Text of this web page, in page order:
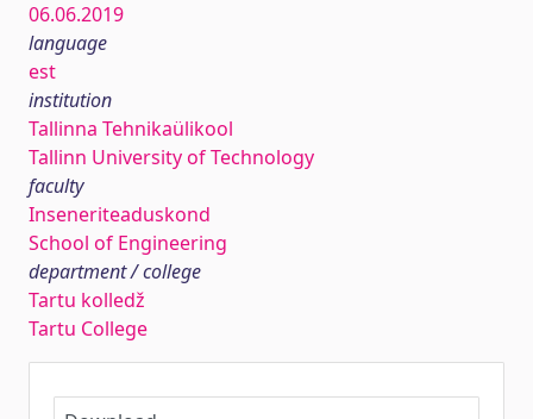
06.06.2019
language
est
institution
Tallinna Tehnikaülikool
Tallinn University of Technology
faculty
Inseneriteaduskond
School of Engineering
department / college
Tartu kolledž
Tartu College